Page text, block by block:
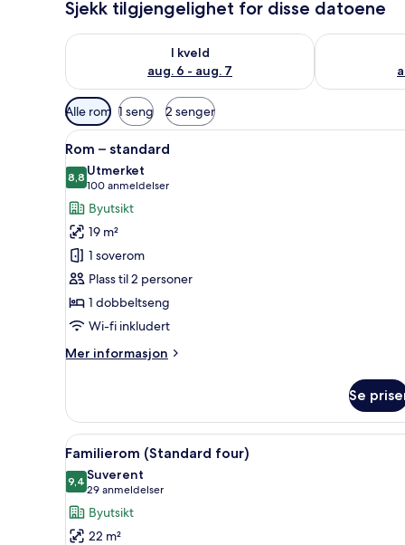
Sjekk tilgjengelighet for disse datoene
I kveld
aug. 6 - aug. 7
Sjekk tilgjengelighet for i kveld, aug. 6 - aug. 7
Sjekk
Tilgjengelige
filtre
for
rom
Alle rom 1 seng 2 senger
Åpne
alle
bildene
av
Rom
–
standard
Rom – standard | Safe på
7
Rom – standard
8,88,8 av 10
Utmerket
100 anmeldelser
(100
anmeldelser)
Byutsikt
19 m²
1 soverom
Plass til 2 personer
1 dobbeltseng
Wi-fi inkludert
Mer informasjon
Mer
–
standard
Se
Åpne
alle
bildene
av
Familierom
Familierom (Standard four) |
8
Familierom (Standard four)
9,49,4 av 10
Suverent
29 anmeldelser
(29
anmeldelser)
Byutsikt
22 m²